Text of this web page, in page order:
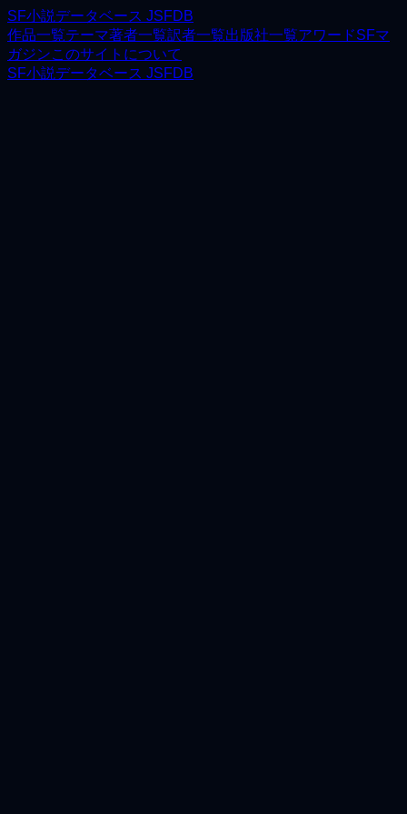
SF小説データベース JSFDB
作品一覧テーマ著者一覧訳者一覧出版社一覧アワードSFマ
ガジンこのサイトについて
SF小説データベース JSFDB